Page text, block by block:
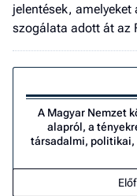
jelentések,
szogálata adott át az
A Magyar Nemzet
alapról, a
társadalmi, politikai,